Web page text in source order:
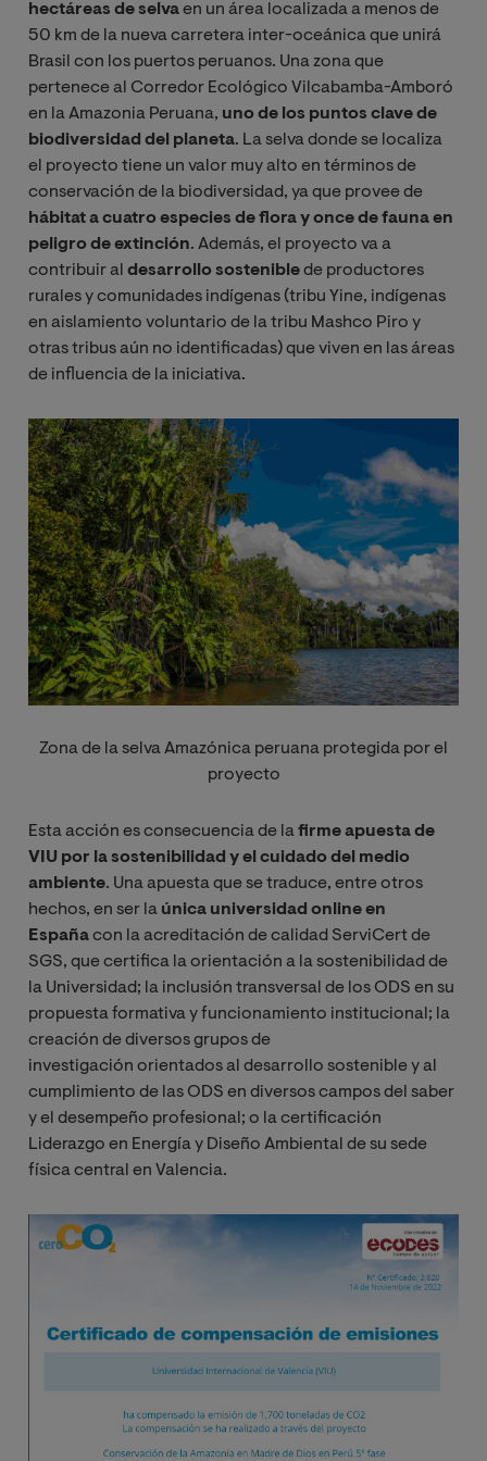
hectáreas de selvaen un área localizada a menos de
50 km de la nueva carretera inter-oceánica que unirá
Brasil con los puertos peruanos. Una zona que
pertenece al Corredor Ecológico Vilcabamba-Amboró
en la Amazonia Peruana, uno de los puntos clave de
biodiversidad del planeta. La selva donde se localiza
el proyecto tiene un valor muy alto en términos de
conservación de la biodiversidad, ya que provee de
hábitat a cuatro especies de flora y once de fauna en
peligro de extinción. Además, el proyecto va a
contribuir al desarrollo sosteniblede productores
rurales y comunidades indígenas (tribu Yine, indígenas
en aislamiento voluntario de la tribu Mashco Piro y
otras tribus aún no identificadas) que viven en las áreas
de influencia de la iniciativa.
Image
Zona de la selva Amazónica peruana protegida por el
proyecto
Esta acción es consecuencia de lafirme apuesta de
VIU por la sostenibilidad y el cuidado del medio
ambiente. Una apuesta que se traduce, entre otros
hechos, en ser la única universidad online en
Españacon la acreditación de calidad ServiCert de
SGS, que certifica la orientación a la sostenibilidad de
la Universidad; la inclusión transversal de los ODS en su
propuesta formativa y funcionamiento institucional; la
creación de diversos grupos de
investigación orientados al desarrollo sostenible y al
cumplimiento de las ODS en diversos campos del saber
y el desempeño profesional; o la certificación
Liderazgo en Energía y Diseño Ambiental de su sede
física central en Valencia.
Image